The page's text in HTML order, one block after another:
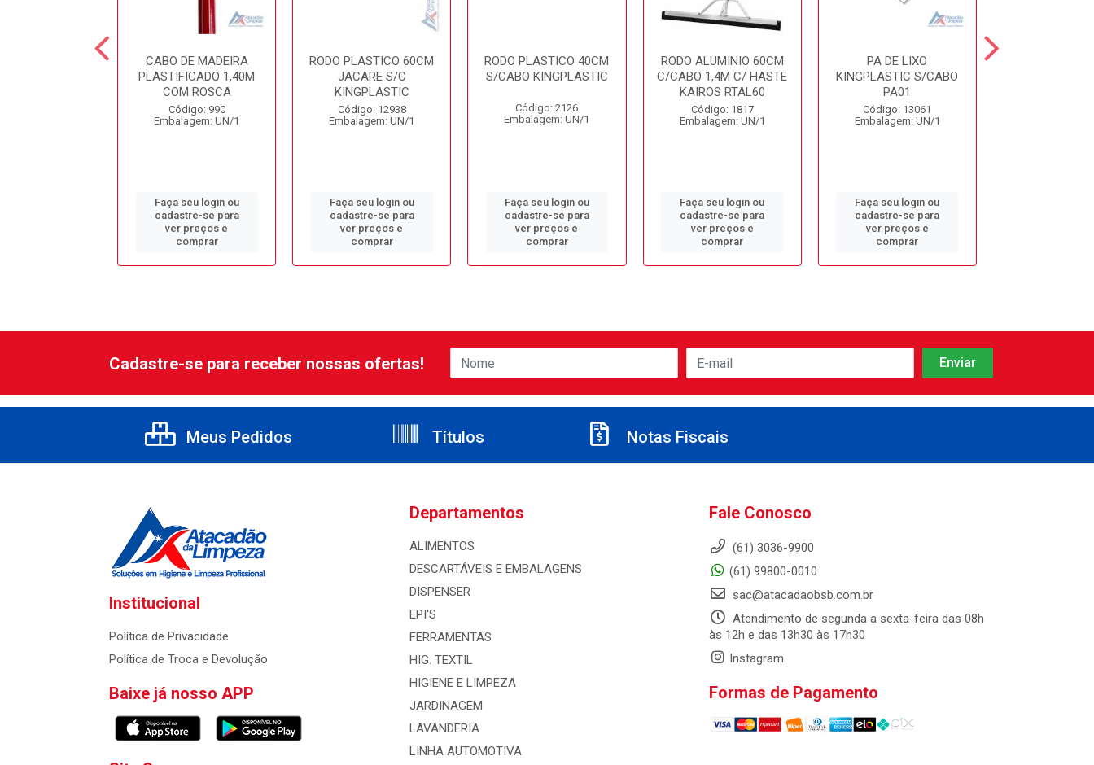
CABO DE MADEIRA
PLASTIFICADO 1,40M
COM ROSCA
Código: 990
Embalagem: UN/1
Faça seu login ou
cadastre-se para
ver preços e
comprar
RODO PLASTICO 60CM
JACARE S/C
KINGPLASTIC
Código: 12938
Embalagem: UN/1
Faça seu login ou
cadastre-se para
ver preços e
comprar
RODO PLASTICO 40CM
S/CABO KINGPLASTIC
Código: 2126
Embalagem: UN/1
Faça seu login ou
cadastre-se para
ver preços e
comprar
RODO ALUMINIO 60CM
C/CABO 1,4M C/ HASTE
KAIROS RTAL60
Código: 1817
Embalagem: UN/1
Faça seu login ou
cadastre-se para
ver preços e
comprar
PA DE LIXO
KINGPLASTIC S/CABO
PA01
Código: 13061
Embalagem: UN/1
Faça seu login ou
cadastre-se para
ver preços e
comprar
Cadastre-se para receber nossas ofertas!
Meus Pedidos Títulos Notas Fiscais
Institucional
Política de Privacidade
Política de Troca e Devolução
Baixe já nosso APP
Departamentos
ALIMENTOS
DESCARTÁVEIS E EMBALAGENS
DISPENSER
EPI'S
FERRAMENTAS
HIG. TEXTIL
HIGIENE E LIMPEZA
JARDINAGEM
LAVANDERIA
LINHA AUTOMOTIVA
Fale Conosco
(61) 3036-9900
(61) 99800-0010
sac@atacadaobsb.com.br
Atendimento de segunda a sexta-feira das 08h
às 12h e das 13h30 às 17h30
Instagram
Formas de Pagamento